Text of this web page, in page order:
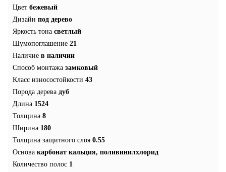
Цвет бежевый
Дизайн под дерево
Яркость тона светлый
Шумопоглашение 21
Наличие в наличии
Способ монтажа замковый
Класс износостойкости 43
Порода дерева дуб
Длина 1524
Толщина 8
Ширина 180
Толщина защитного слоя 0.55
Основа карбонат кальция, поливинилхлорид
Количество полос 1